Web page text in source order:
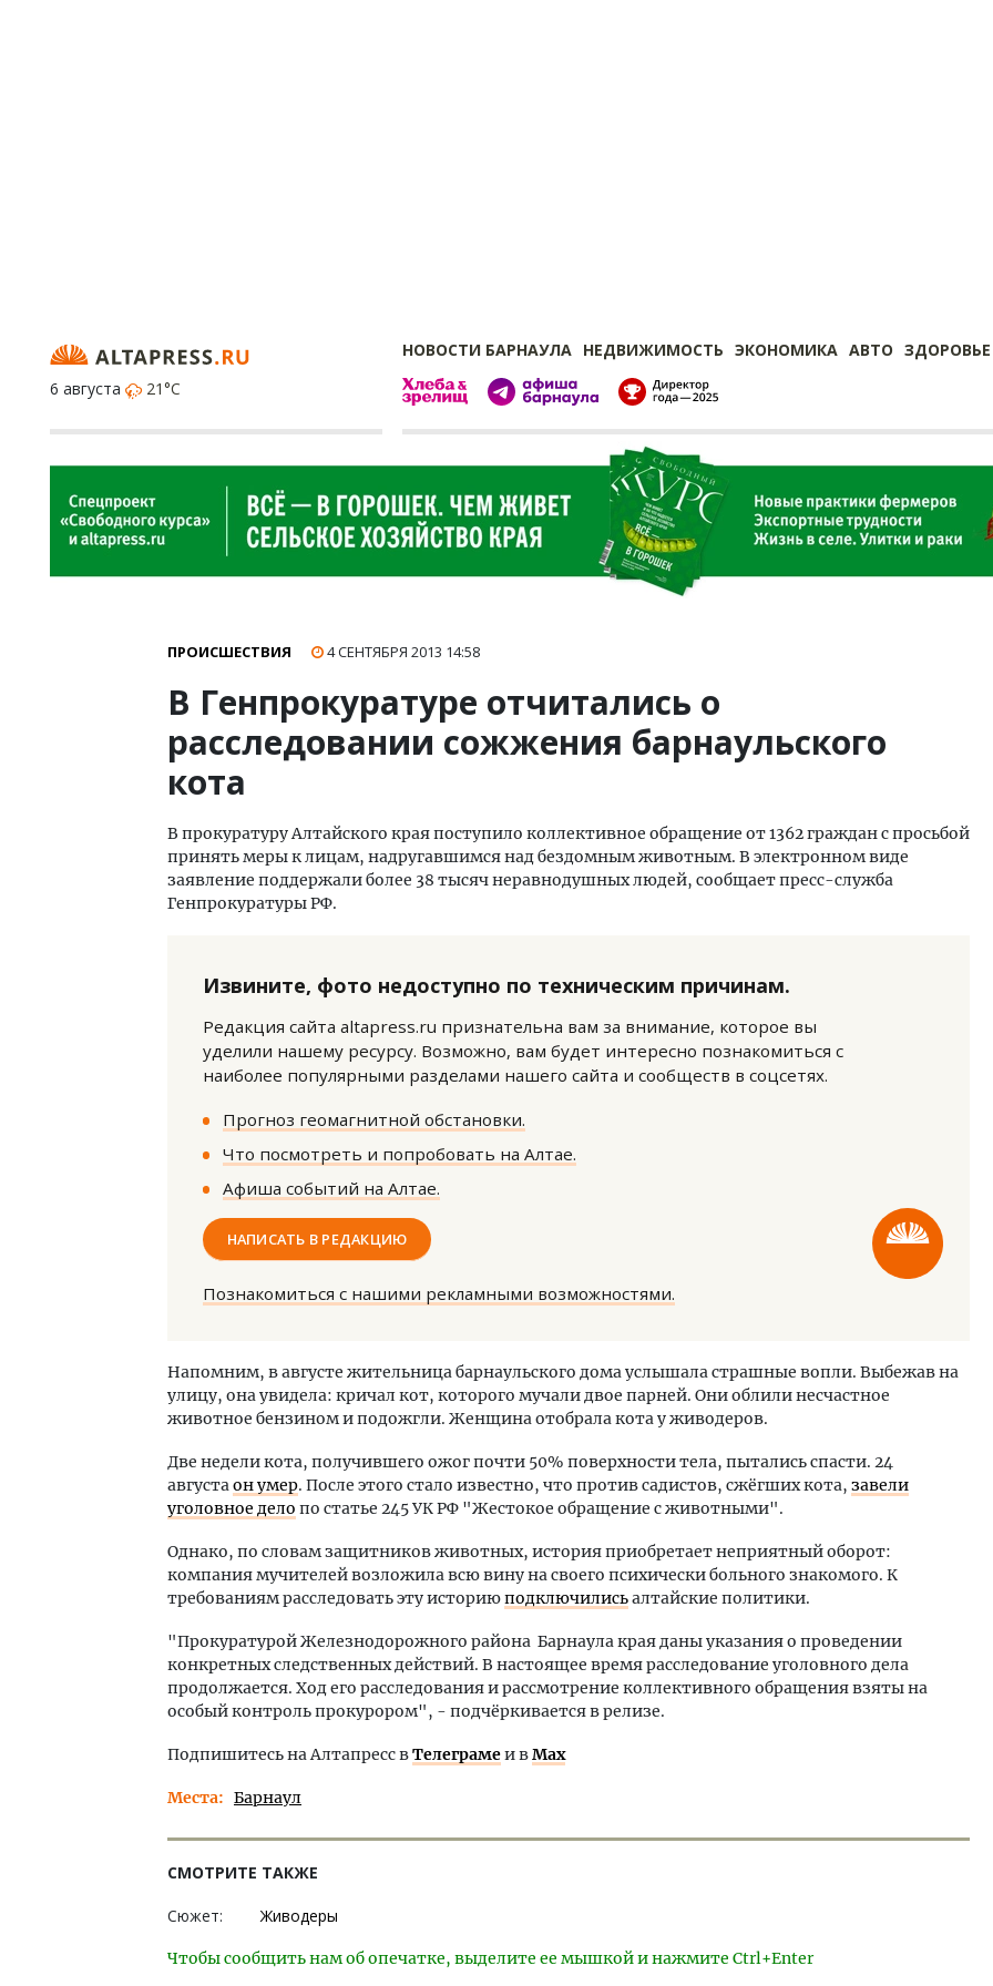
НОВОСТИ БАРНАУЛА НЕДВИЖИМОСТЬ ЭКОНОМИКА АВТО ЗДОРОВЬЕ
6 августа
21°C
ПРОИСШЕСТВИЯ 4 СЕНТЯБРЯ 2013 14:58
В Генпрокуратуре отчитались о
расследовании сожжения барнаульского
кота
В прокуратуру Алтайского края поступило коллективное обращение от 1362 граждан с просьбой
принять меры к лицам, надругавшимся над бездомным животным. В электронном виде
заявление поддержали более 38 тысяч неравнодушных людей, сообщает пресс-служба
Генпрокуратуры РФ.
Извините, фото недоступно по техническим причинам.
Редакция сайта altapress.ru признательна вам за внимание, которое вы
уделили нашему ресурсу. Возможно, вам будет интересно познакомиться с
наиболее популярными разделами нашего сайта и сообществ в соцсетях.
Прогноз геомагнитной обстановки.
Что посмотреть и попробовать на Алтае.
Афиша событий на Алтае.
НАПИСАТЬ В РЕДАКЦИЮ
Познакомиться с нашими рекламными возможностями.
Напомним, в августе жительница барнаульского дома услышала страшные вопли. Выбежав на
улицу, она увидела: кричал кот, которого мучали двое парней. Они облили несчастное
животное бензином и подожгли. Женщина отобрала кота у живодеров.
Две недели кота, получившего ожог почти 50% поверхности тела, пытались спасти. 24
августаон умер. После этого стало известно, что против садистов, сжёгших кота, завели
уголовное дело по статье 245 УК РФ "Жестокое обращение с животными".
Однако, по словам защитников животных, история приобретает неприятный оборот:
компания мучителей возложила всю вину на своего психически больного знакомого. К
требованиям расследовать эту историюподключилисьалтайские политики.
"Прокуратурой Железнодорожного района Барнаула края даны указания о проведении
конкретных следственных действий. В настоящее время расследование уголовного дела
продолжается. Ход его расследования и рассмотрение коллективного обращения взяты на
особый контроль прокурором", - подчёркивается в релизе.
Подпишитесь на Алтапресс вТелеграмеи вMax
Места Барнаул
СМОТРИТЕ ТАКЖЕ
Сюжет: Живодеры
Чтобы сообщить нам об опечатке, выделите ее мышкой и нажмите Ctrl+Enter
«Белкур» в Белокурихе
ДОМА И КВАРТИРЫ